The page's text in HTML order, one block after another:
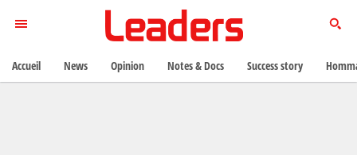
Accueil News Opinion Notes & Docs Success story